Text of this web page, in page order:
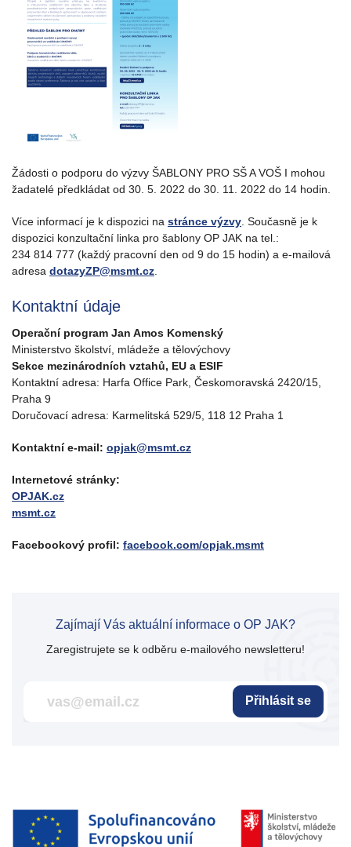
Žádosti o podporu do výzvy ŠABLONY PRO SŠ A VOŠ I mohou
žadatelé předkládat od 30. 5. 2022 do 30. 11. 2022 do 14 hodin.
Více informací je k dispozici na stránce výzvy . Současně je k
dispozici konzultační linka pro šablony OP JAK na tel.:
234 814 777 (každý pracovní den od 9 do 15 hodin) a e-mailová
adresa dotazyZP@msmt.cz
Kontaktní údaje
Operační program Jan Amos Komenský
Ministerstvo školství, mládeže a tělovýchovy
Sekce mezinárodních vztahů, EU a ESIF
Kontaktní adresa: Harfa Office Park, Českomoravská 2420/15,
Praha 9
Doručovací adresa: Karmelitská 529/5, 118 12 Praha 1
Kontaktní e-mail: opjak@msmt.cz
Internetové stránky:
OPJAK.cz
msmt.cz
Facebookový profil: facebook.com/opjak.msmt
Zajímají Vás aktuální informace o OP JAK?
Zaregistrujete se k odběru e-mailového newsletteru!
Přihlásit se